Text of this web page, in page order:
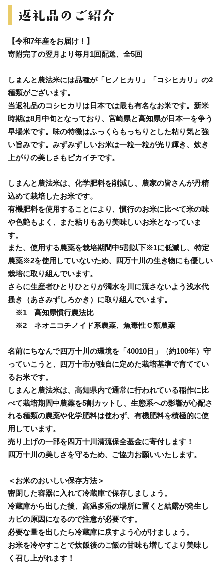
【令和7年産をお届け！】
寄附完了の翌月より毎月1回配送、全5回
しまんと農法米には品種が「ヒノヒカリ」「コシヒカリ」の2
種類がございます。
当返礼品のコシヒカリは日本では最も有名なお米です。新米
時期は8月中旬となっており、宮崎県と高知県が日本一を争う
早場米です。味の特徴はふっくらもっちりとした粘り気と強
い旨みです。みずみずしいお米は一粒一粒が光り輝き、炊き
上がりの美しさもピカイチです。
しまんと農法米は、化学肥料を削減し、農家の皆さんが丹精
込めて栽培したお米です。
有機肥料を使用することにより、慣行のお米に比べて米の味
や色艶もよく、また粘りもあり美味しいお米となっていま
す。
また、使用する農薬を栽培期間中5割以下※1に低減し、特定
農薬※2を使用していないため、四万十川の生き物にも優しい
栽培に取り組んでいます。
さらに生産者ひとりひとりが濁水を川に流さないよう浅水代
搔き（あさみずしろかき）に取り組んでいます。
※1 高知県慣行農法比
※2 ネオニコチノイド系農薬、魚毒性Ｃ類農薬
名前にちなんで四万十川の環境を「40010日」（約100年）守
っていこうと、四万十市が独自に定めた栽培基準で育ててい
るお米です。
しまんと農法米は、高知県内で通常に行われている稲作に比
べて栽培期間中農薬を5割カットし、生態系への影響が心配さ
れる種類の農薬や化学肥料は使わず、有機肥料を積極的に使
用しています。
売り上げの一部を四万十川清流保全基金に寄付します！
四万十川の美しさを守るため、ご協力お願いいたします。
＜お米のおいしい保存方法＞
密閉した容器に入れて冷蔵庫で保存しましょう。
冷蔵庫から出した後、高温多湿の場所に置くと結露が発生し
カビの原因になるので注意が必要です。
必要な量を出したら冷蔵庫に戻すよう心がけましょう。
お米を冷やすことで炊飯後のご飯の甘味も増してより美味し
く召し上がれます！